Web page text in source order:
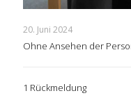
20. Juni 2024
Ohne Ansehen der
1 Rückmeldung